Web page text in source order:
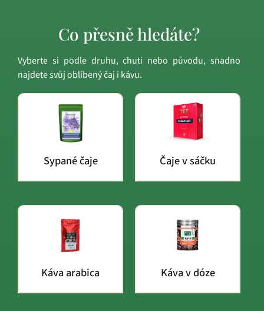
Co přesně hledáte?
Vyberte si podle druhu, chuti nebo původu, snadno
najdete svůj oblíbený čaj i kávu.
Sypané čaje Čaje v sáčku
Káva arabica Káva v dóze